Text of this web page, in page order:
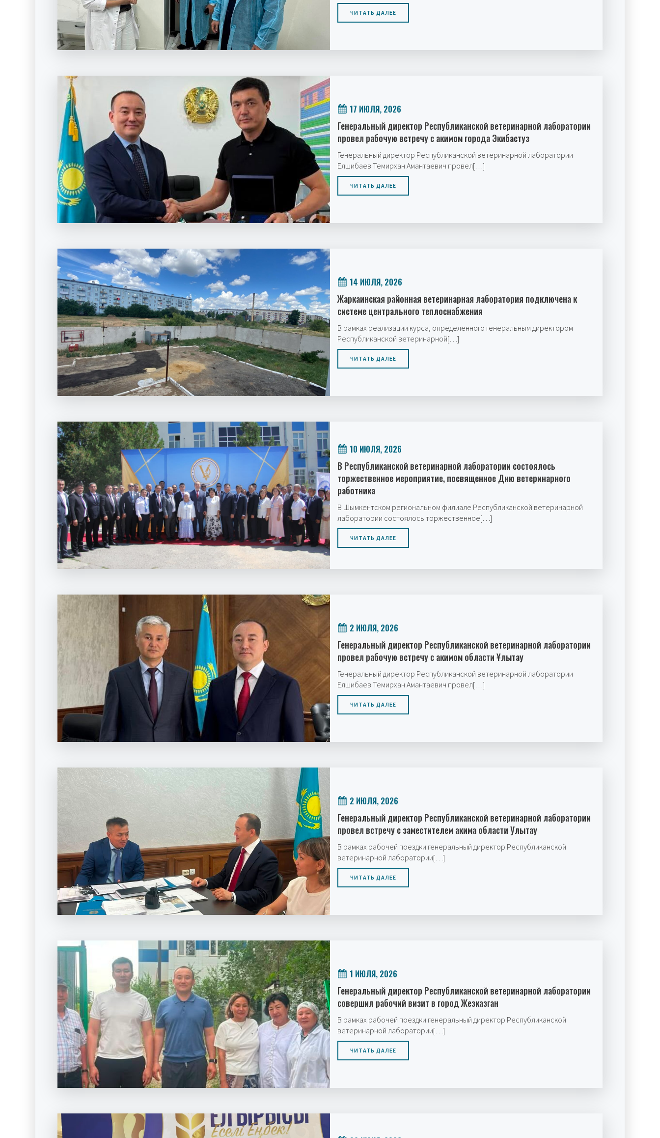
ЧИТАТЬ ДАЛЕЕ
17 ИЮЛЯ, 2026
Генеральный директор Республиканской ветеринарной лаборатории
провел рабочую встречу с акимом города Экибастуз
Генеральный директор Республиканской ветеринарной лаборатории
Елшибаев Темирхан Амантаевич провел[…]
ЧИТАТЬ ДАЛЕЕ
14 ИЮЛЯ, 2026
Жаркаинская районная ветеринарная лаборатория подключена к
системе центрального теплоснабжения
В рамках реализации курса, определенного генеральным директором
Республиканской ветеринарной[…]
ЧИТАТЬ ДАЛЕЕ
10 ИЮЛЯ, 2026
В Республиканской ветеринарной лаборатории состоялось
торжественное мероприятие, посвященное Дню ветеринарного
работника
В Шымкентском региональном филиале Республиканской ветеринарной
лаборатории состоялось торжественное[…]
ЧИТАТЬ ДАЛЕЕ
2 ИЮЛЯ, 2026
Генеральный директор Республиканской ветеринарной лаборатории
провел рабочую встречу с акимом области Ұлытау
Генеральный директор Республиканской ветеринарной лаборатории
Елшибаев Темирхан Амантаевич провел[…]
ЧИТАТЬ ДАЛЕЕ
2 ИЮЛЯ, 2026
Генеральный директор Республиканской ветеринарной лаборатории
провел встречу с заместителем акима области Улытау
В рамках рабочей поездки генеральный директор Республиканской
ветеринарной лаборатории[…]
ЧИТАТЬ ДАЛЕЕ
1 ИЮЛЯ, 2026
Генеральный директор Республиканской ветеринарной лаборатории
совершил рабочий визит в город Жезказган
В рамках рабочей поездки генеральный директор Республиканской
ветеринарной лаборатории[…]
ЧИТАТЬ ДАЛЕЕ